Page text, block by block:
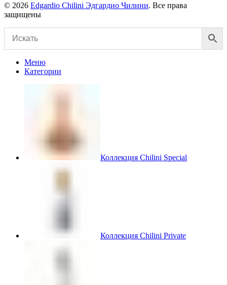
© 2026 Edgardio Chilini Эдгардио Чилини. Все права
защищены
Меню
Категории
Коллекция Chilini Special
Коллекция Chilini Private